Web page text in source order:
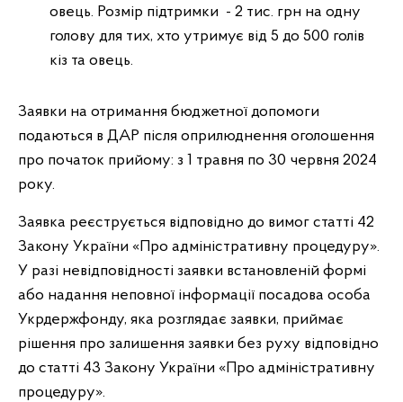
овець. Розмір підтримки - 2 тис. грн на одну
голову для тих, хто утримує від 5 до 500 голів
кіз та овець.
Заявки на отримання бюджетної допомоги
подаються в ДАР після оприлюднення оголошення
про початок прийому: з 1 травня по 30 червня 2024
року.
Заявка реєструється відповідно до вимог статті 42
Закону України «Про адміністративну процедуру».
У разі невідповідності заявки встановленій формі
або надання неповної інформації посадова особа
Укрдержфонду, яка розглядає заявки, приймає
рішення про залишення заявки без руху відповідно
до статті 43 Закону України «Про адміністративну
процедуру».